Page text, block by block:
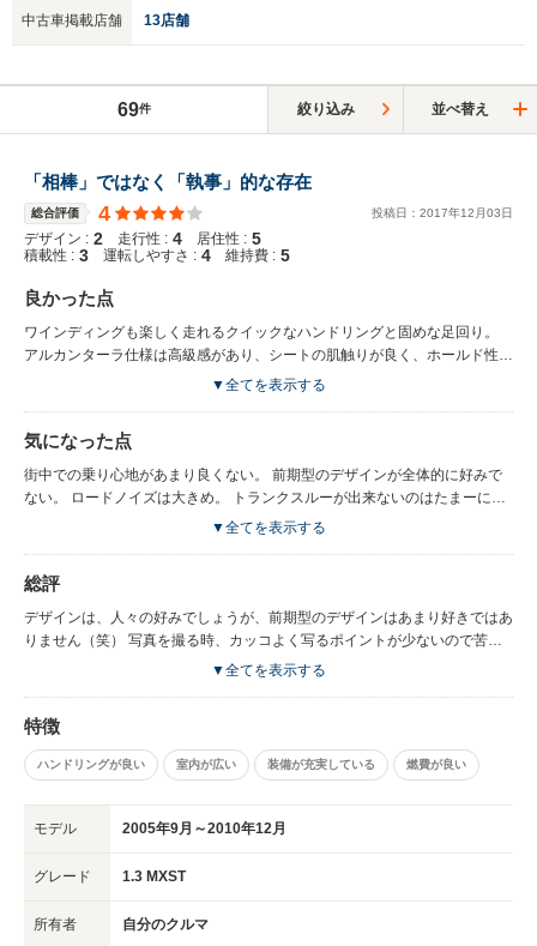
中古車掲載店舗 13店舗
69件 絞り込み 並べ替え
「相棒」ではなく「執事」的な存在
総合評価 4 投稿日： 2017年12 月03日
デザイン : 2 走行性 : 4 居住性 : 5
積載性 : 3 運転しやすさ : 4 維持費 : 5
良かった点
ワインディングも楽しく走れるクイックなハンドリングと固めな足回り。
アルカンターラ仕様は高級感があり、シートの肌触りが良く、ホールド性も
高いので疲れにくい。 ガソリン車比で、年式の割に高速での巡航時の燃費
たインターナビのオーディオの音質が地味に良い。 リヤ足元にエアコンの
吹出口があるので冬はみんな暖かい。 1.3Lなので自動車税がちょいと安
い、13年越えてもHVなので自動車税がこの先も上がらない。
▼全てを表示する
気になった点
街中での乗り心地があまり良くない。 前期型のデザインが全体的に好みで
ない。 ロードノイズは大きめ。 トランクスルーが出来ないのはたまーに不
便。 HVとしては燃費がいいとは言えない。
▼全てを表示する
総評
デザインは、人々の好みでしょうが、前期型のデザインはあまり好きではあ
りません（笑） 写真を撮る時、カッコよく写るポイントが少ないので苦労
な足回り。クイックなハンドリングと相まって峠道やワインディングを流す
のはとても楽しいです♪ が、突っ張り棒のようなサスセッティングなので街
中での乗り心地は良い方ではありません。むしろ大きい段差での突き上げは
では、ブラックで統一されたセダンらしい落ち着き感と高級感を併せ持つ雰
が、特に長距離を走れば走るほど疲れにくさを実感します。 残念なのは、
て変わらないようなので、ホンダに静粛性を求めるのが間違ってるのかなぁ
ー、とも思います（笑） なので、車好きでないゲストには、「高級なクル
▼全てを表示する
特徴
ハンドリングが良い 室内が広い 装備が充実している 燃費が良い
モデル 2005年9月～2010年12月
グレード 1.3 MXST
所有者 自分のクルマ